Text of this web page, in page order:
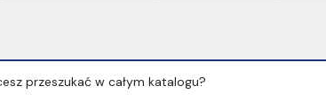
przeszukać w całym katalogu?